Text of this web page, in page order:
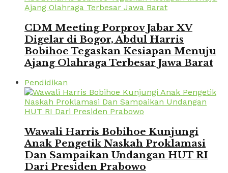
CDM Meeting Porprov Jabar XV
Digelar di Bogor, Abdul Harris
Bobihoe Tegaskan Kesiapan Menuju
Ajang Olahraga Terbesar Jawa Barat
Pendidikan
Wawali Harris Bobihoe Kunjungi
Anak Pengetik Naskah Proklamasi
Dan Sampaikan Undangan HUT RI
Dari Presiden Prabowo